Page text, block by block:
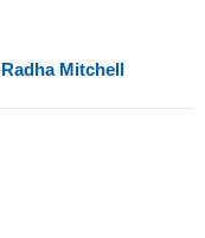
Mitchell